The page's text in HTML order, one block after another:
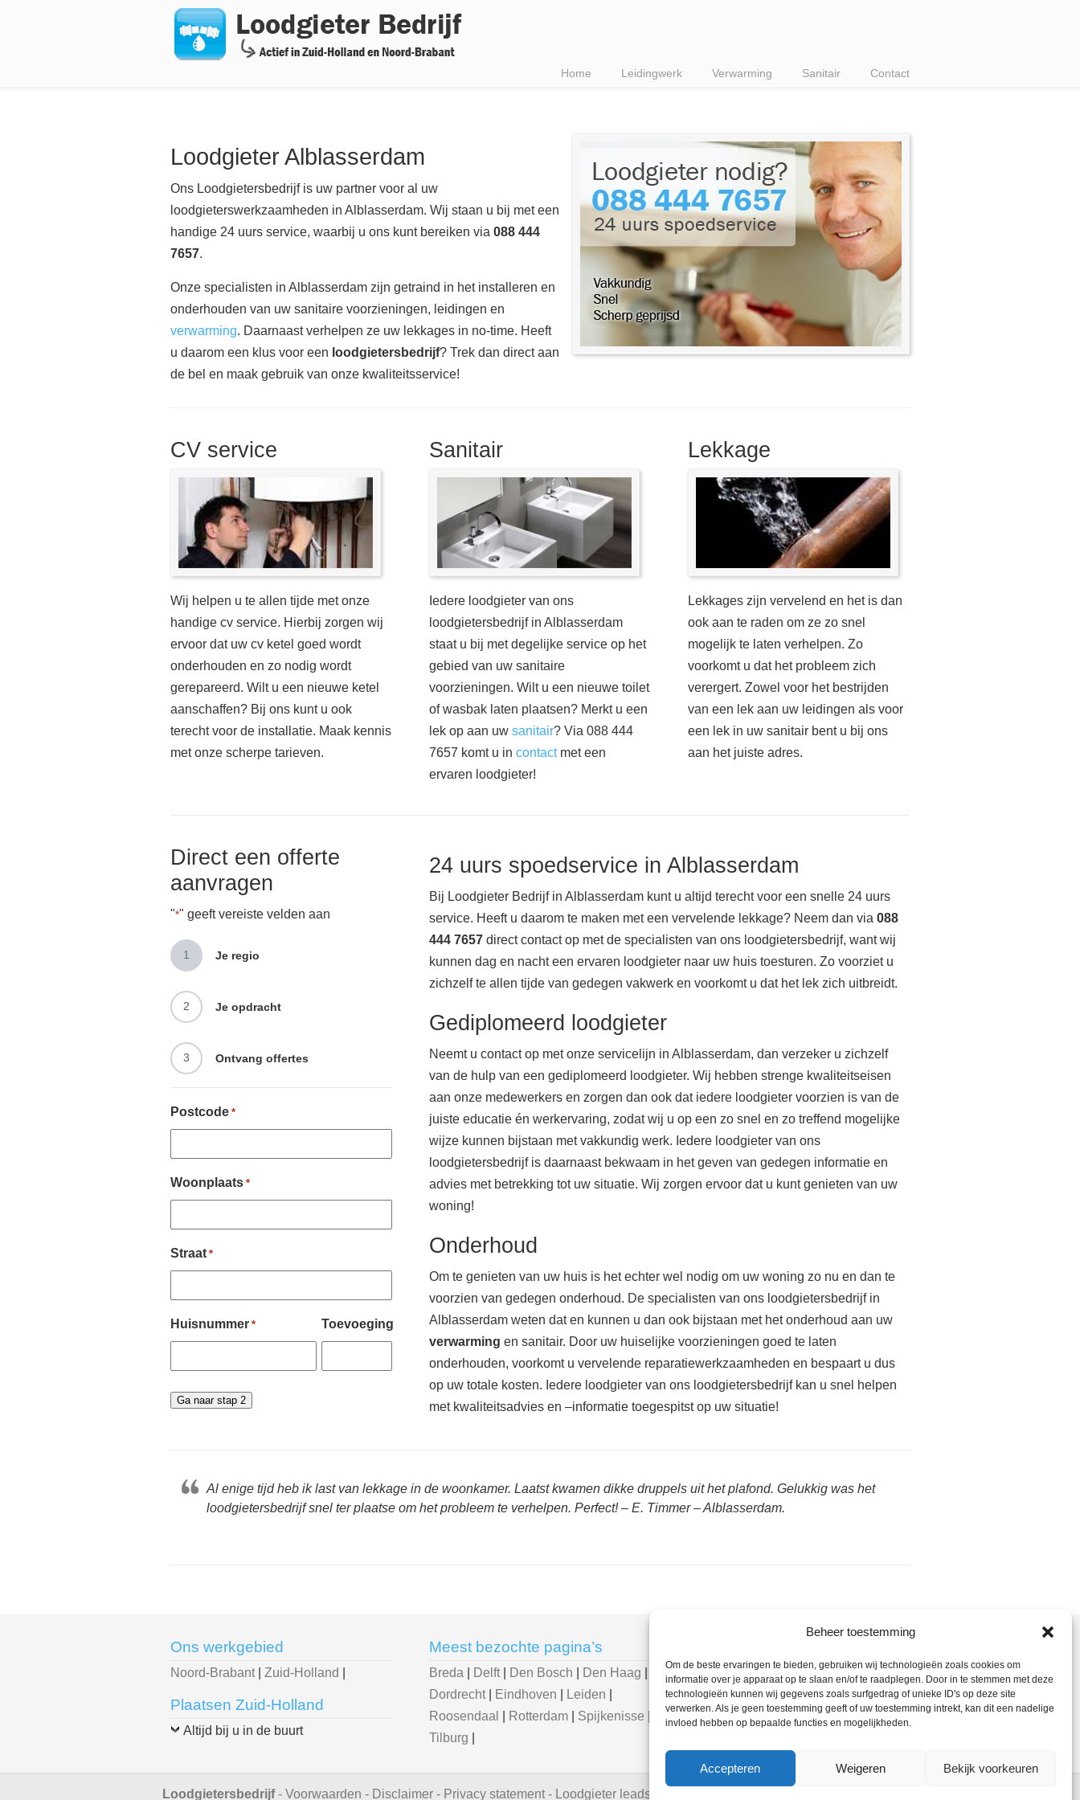
Beheer toestemming
Om de beste ervaringen te bieden, gebruiken wij technologieën zoals cookies om
informatie over je apparaat op te slaan en/of te raadplegen. Door in te stemmen met deze
technologieën kunnen wij gegevens zoals surfgedrag of unieke ID's op deze site
verwerken. Als je geen toestemming geeft of uw toestemming intrekt, kan dit een nadelige
invloed hebben op bepaalde functies en mogelijkheden.
Accepteren Weigeren Bekijk voorkeuren
Home Leidingwerk Verwarming Sanitair Contact
Loodgieter Alblasserdam
Ons Loodgietersbedrijf is uw partner voor al uw
loodgieterswerkzaamheden in Alblasserdam. Wij staan u bij met een
handige 24 uurs service, waarbij u ons kunt bereiken via 088 444
7657.
Onze specialisten in Alblasserdam zijn getraind in het installeren en
onderhouden van uw sanitaire voorzieningen, leidingen en
verwarming. Daarnaast verhelpen ze uw lekkages in no-time. Heeft
u daarom een klus voor een loodgietersbedrijf? Trek dan direct aan
de bel en maak gebruik van onze kwaliteitsservice!
CV service
Wij helpen u te allen tijde met onze
handige cv service. Hierbij zorgen wij
ervoor dat uw cv ketel goed wordt
onderhouden en zo nodig wordt
gerepareerd. Wilt u een nieuwe ketel
aanschaffen? Bij ons kunt u ook
terecht voor de installatie. Maak kennis
met onze scherpe tarieven.
Sanitair
Iedere loodgieter van ons
loodgietersbedrijf in Alblasserdam
staat u bij met degelijke service op het
gebied van uw sanitaire
voorzieningen. Wilt u een nieuwe toilet
of wasbak laten plaatsen? Merkt u een
lek op aan uw sanitair? Via 088 444
7657 komt u in contactmet een
ervaren loodgieter!
Lekkage
Lekkages zijn vervelend en het is dan
ook aan te raden om ze zo snel
mogelijk te laten verhelpen. Zo
voorkomt u dat het probleem zich
verergert. Zowel voor het bestrijden
van een lek aan uw leidingen als voor
een lek in uw sanitair bent u bij ons
aan het juiste adres.
Direct een offerte
aanvragen
"*" geeft vereiste velden aan
1 Je regio
2 Je opdracht
3 Ontvang offertes
Postcode *
Woonplaats *
Straat *
Huisnummer * Toevoeging
24 uurs spoedservice in Alblasserdam
Bij Loodgieter Bedrijf in Alblasserdam kunt u altijd terecht voor een snelle 24 uurs
service. Heeft u daarom te maken met een vervelende lekkage? Neem dan via 088
444 7657 direct contact op met de specialisten van ons loodgietersbedrijf, want wij
kunnen dag en nacht een ervaren loodgieter naar uw huis toesturen. Zo voorziet u
zichzelf te allen tijde van gedegen vakwerk en voorkomt u dat het lek zich uitbreidt.
Gediplomeerd loodgieter
Neemt u contact op met onze servicelijn in Alblasserdam, dan verzeker u zichzelf
van de hulp van een gediplomeerd loodgieter. Wij hebben strenge kwaliteitseisen
aan onze medewerkers en zorgen dan ook dat iedere loodgieter voorzien is van de
juiste educatie én werkervaring, zodat wij u op een zo snel en zo treffend mogelijke
wijze kunnen bijstaan met vakkundig werk. Iedere loodgieter van ons
loodgietersbedrijf is daarnaast bekwaam in het geven van gedegen informatie en
advies met betrekking tot uw situatie. Wij zorgen ervoor dat u kunt genieten van uw
woning!
Onderhoud
Om te genieten van uw huis is het echter wel nodig om uw woning zo nu en dan te
voorzien van gedegen onderhoud. De specialisten van ons loodgietersbedrijf in
Alblasserdam weten dat en kunnen u dan ook bijstaan met het onderhoud aan uw
verwarming en sanitair. Door uw huiselijke voorzieningen goed te laten
onderhouden, voorkomt u vervelende reparatiewerkzaamheden en bespaart u dus
op uw totale kosten. Iedere loodgieter van ons loodgietersbedrijf kan u snel helpen
met kwaliteitsadvies en –informatie toegespitst op uw situatie!
Al enige tijd heb ik last van lekkage in de woonkamer. Laatst kwamen dikke druppels uit het plafond. Gelukkig was het
loodgietersbedrijf snel ter plaatse om het probleem te verhelpen. Perfect! – E. Timmer – Alblasserdam.
Ons werkgebied
Noord-Brabant Zuid-Holland
Plaatsen Zuid-Holland
Altijd bij u in de buurt
Meest bezochte pagina’s
Breda Delft Den Bosch Den Haag
Dordrecht
Eindhoven Leiden
Roosendaal
Rotterdam Spijkenisse
Tilburg
Loodgieter Bedrijf> Loodgieter
Alblasserdam – 088 444 7657
loodgietersbedrijf
Loodgietersbedrijf- Voorwaarden - Disclaimer - Privacy statement - Loodgieter leads